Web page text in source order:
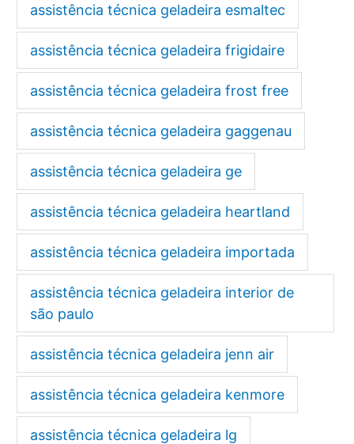
assistência técnica geladeira esmaltec
assistência técnica geladeira frigidaire
assistência técnica geladeira frost free
assistência técnica geladeira gaggenau
assistência técnica geladeira ge
assistência técnica geladeira heartland
assistência técnica geladeira importada
assistência técnica geladeira interior de
são paulo
assistência técnica geladeira jenn air
assistência técnica geladeira kenmore
assistência técnica geladeira lg